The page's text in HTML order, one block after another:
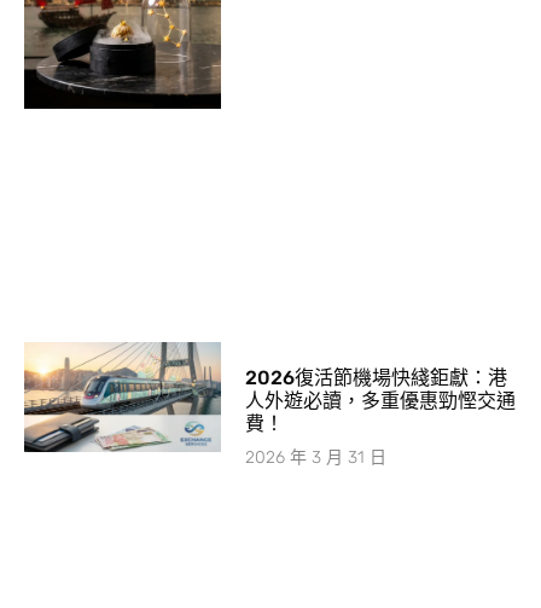
2026復活節機場快綫鉅獻：港
人外遊必讀，多重優惠勁慳交通
費！
2026 年 3 月 31 日